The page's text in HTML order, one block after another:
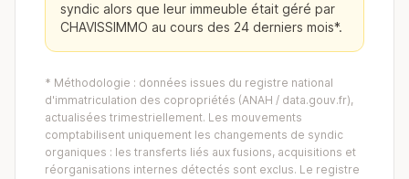
syndic alors que leur immeuble était géré par
CHAVISSIMMO au cours des 24 derniers mois*.
* Méthodologie : données issues du registre national
d'immatriculation des copropriétés (ANAH / data.gouv.fr),
actualisées trimestriellement. Les mouvements
comptabilisent uniquement les changements de syndic
organiques : les transferts liés aux fusions, acquisitions et
réorganisations internes détectés sont exclus. Le registre